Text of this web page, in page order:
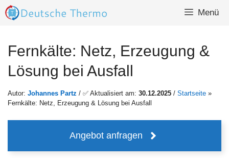
Zum
Inhalt
Menü
Fernkälte: Netz, Erzeugung &
Lösung bei Ausfall
Autor: Johannes Partz / ✅ Aktualisiert am: 30.12.2025 / Startseite »
Fernkälte: Netz, Erzeugung & Lösung bei Ausfall
Angebot anfragen